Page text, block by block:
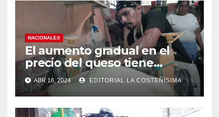
NACIONALES
El aumento gradual en el
precio del queso tiene
efectos a las Panaderias
ABR 16, 2024 EDITORIAL LA COSTEÑÍSIMA